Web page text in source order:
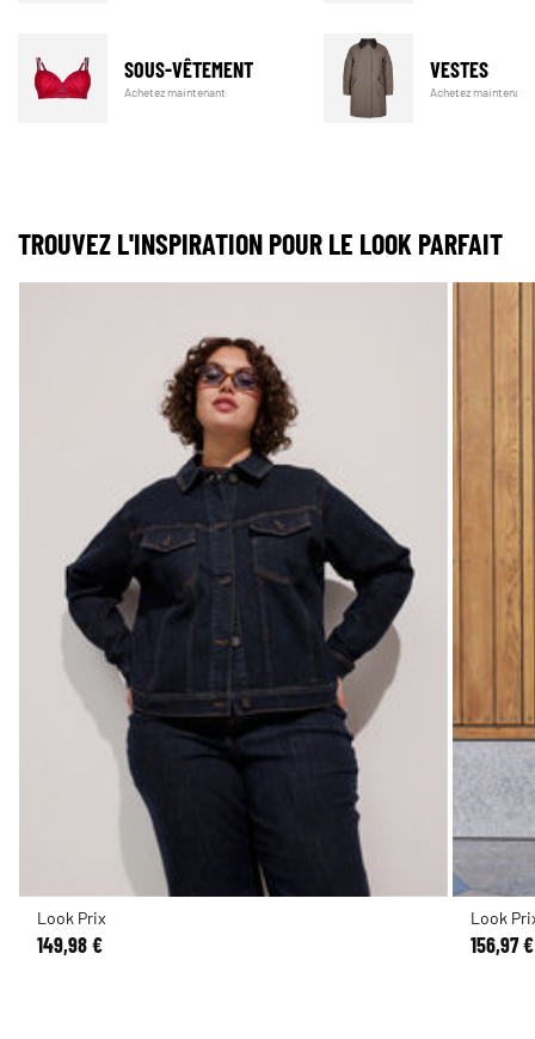
SOUS-VÊTEMENT
Achetez maintenant
VESTES
Achetez maintenant
TROUVEZ L'INSPIRATION POUR LE LOOK PARFAIT
Look Prix
149,98 €
Look
156,97 €